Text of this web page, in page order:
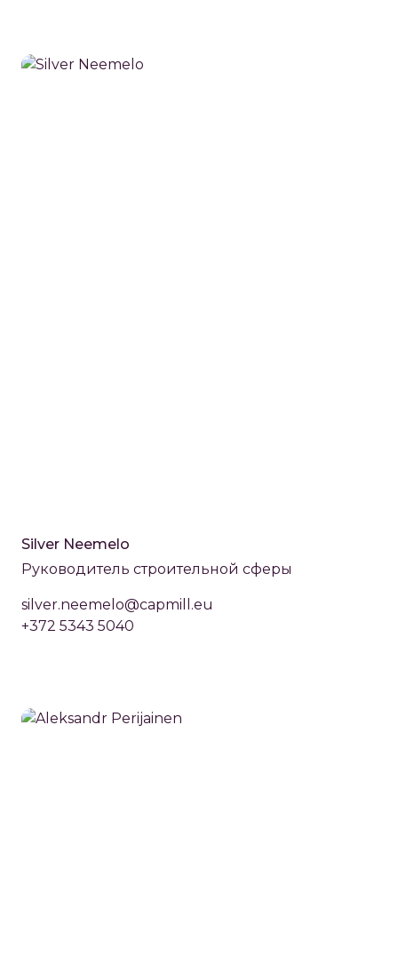
Silver Neemelo
Руководитель строительной сферы
silver.neemelo@capmill.eu
+372 5343 5040